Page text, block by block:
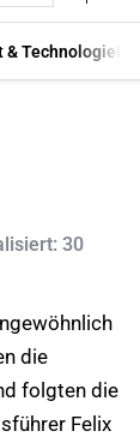
& Technologie
30
die
folgten die
Felix